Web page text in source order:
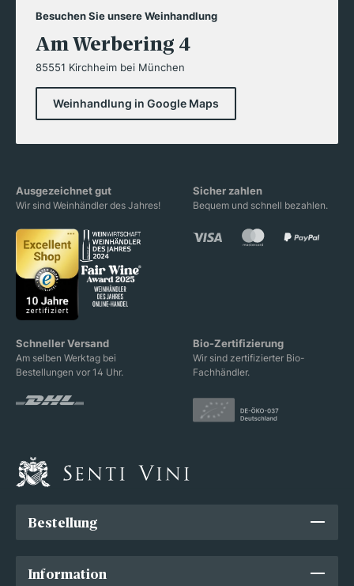
Besuchen Sie unsere Weinhandlung
Am Werbering 4
85551 Kirchheim bei München
Weinhandlung in Google Maps
Ausgezeichnet gut
Wir sind Weinhändler des Jahres!
Sicher zahlen
Bequem und schnell bezahlen.
Schneller Versand
Am selben Werktag bei
Bestellungen vor 14 Uhr.
Bio-Zertifizierung
Wir sind zertifizierter Bio-
Fachhändler.
Bestellung
Information